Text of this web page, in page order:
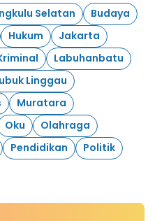
Selatan
Budaya
Hukum
Jakarta
Labuhanbatu
Linggau
Muratara
Oku
Olahraga
Pendidikan
Politik